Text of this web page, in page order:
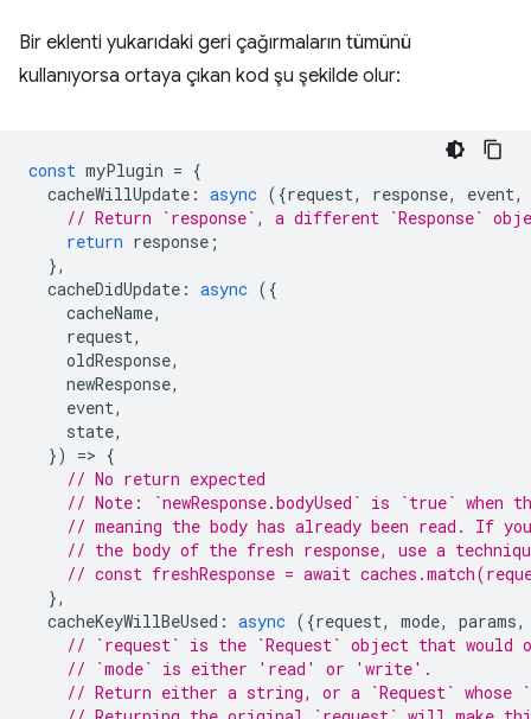
Bir eklenti yukarıdaki geri çağırmaların tümünü
kullanıyorsa ortaya çıkan kod şu şekilde olur:
const myPlugin = {
cacheWillUpdate : async ({request, response, event,
// Return `response`, a different `Response`
return response ;
},
cacheDidUpdate : async ({
cacheName,
request,
oldResponse,
newResponse,
event,
state,
})
=> {
// No return expected
// Note: `newResponse.bodyUsed` is `true`
// meaning the body has already been read. If
// the body of the fresh response, use a
// const freshResponse = await
},
cacheKeyWillBeUsed : async ({request, mode, params,
// `request` is the `Request` object that would
// `mode` is either 'read' or 'write'.
// Return either a string, or a `Request` whose